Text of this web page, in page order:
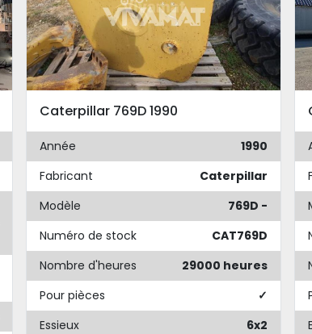
Caterpillar 769D 1990
Année
1990
Fabricant
Caterpillar
Modèle
769D -
Numéro de stock
CAT769D
Nombre d'heures
29000 heures
Pour pièces
✓
Essieux
6x2